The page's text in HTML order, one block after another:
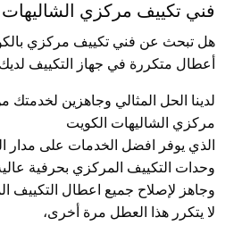
فني تكييف مركزي الشاليهات
هل تبحث عن فني تكييف مركزي
أعطال متكررة في جهاز التكييف
لدينا الحل المثالي وجاهزين
مركزي الشاليهات الكويت
الذي يوفر افضل الخدمات على مدار
وحدات التكييف المركزي بحرفية
وجاهز لإصلاح جميع اعطال التكييف
لا يتكرر هذا العطل مرة أخرى،